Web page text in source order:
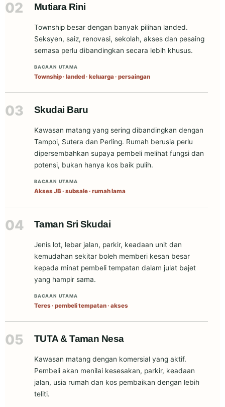
02 Mutiara Rini
Township besar dengan banyak pilihan landed.
Seksyen, saiz, renovasi, sekolah, akses dan pesaing
semasa perlu dibandingkan secara lebih khusus.
BACAAN UTAMA
Township · landed · keluarga · persaingan
03 Skudai Baru
Kawasan matang yang sering dibandingkan dengan
Tampoi, Sutera dan Perling. Rumah berusia perlu
dipersembahkan supaya pembeli melihat fungsi dan
potensi, bukan hanya kos baik pulih.
BACAAN UTAMA
Akses JB · subsale · rumah lama
04 Taman Sri Skudai
Jenis lot, lebar jalan, parkir, keadaan unit dan
kemudahan sekitar boleh memberi kesan besar
kepada minat pembeli tempatan dalam julat bajet
yang hampir sama.
BACAAN UTAMA
Teres · pembeli tempatan · akses
05 TUTA & Taman Nesa
Kawasan matang dengan komersial yang aktif.
Pembeli akan menilai kesesakan, parkir, keadaan
jalan, usia rumah dan kos pembaikan dengan lebih
teliti.